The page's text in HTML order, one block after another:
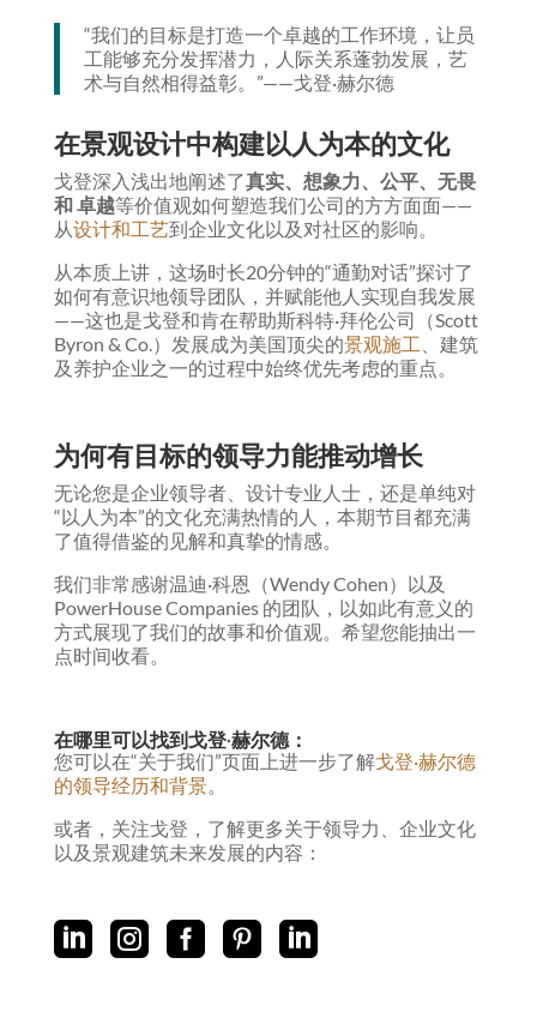
“我们的目标是打造一个卓越的工作环境，让员
工能够充分发挥潜力，人际关系蓬勃发展，艺
术与自然相得益彰。”——戈登·赫尔德
在景观设计中构建以人为本的文化
戈登深入浅出地阐述了真实、想象力、公平、无畏
和卓越等价值观如何塑造我们公司的方方面面——
从设计和工艺到企业文化以及对社区的影响。
从本质上讲，这场时长20分钟的“通勤对话”探讨了
如何有意识地领导团队，并赋能他人实现自我发展
——这也是戈登和肯在帮助斯科特·拜伦公司（Scott
Byron & Co.）发展成为美国顶尖的景观施工 、建筑
及养护企业之一的过程中始终优先考虑的重点。
为何有目标的领导力能推动增长
无论您是企业领导者、设计专业人士，还是单纯对
“以人为本”的文化充满热情的人，本期节目都充满
了值得借鉴的见解和真挚的情感。
我们非常感谢温迪·科恩（Wendy Cohen）以及
PowerHouse Companies 的团队，以如此有意义的
方式展现了我们的故事和价值观。希望您能抽出一
点时间收看。
在哪里可以找到戈登·赫尔德：
您可以在“关于我们”页面上进一步了解戈登·赫尔德
的领导经历和背景。
或者，关注戈登，了解更多关于领导力、企业文化
以及景观建筑未来发展的内容：
    